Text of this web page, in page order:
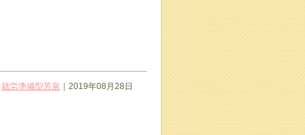
就労準備型芳泉 ｜2019年08月28日